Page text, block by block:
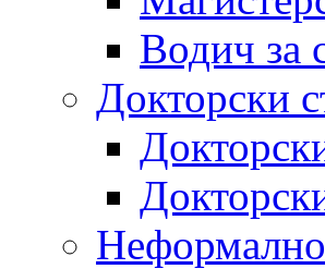
Водич за
Докторски